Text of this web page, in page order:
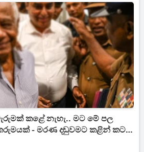
කළේ නැහැ.. මට මේ පල
- මරණ දඬුවමට කළින් කට
[VIDEO]